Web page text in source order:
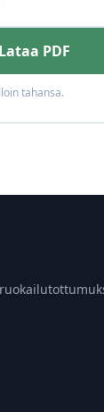
Lataa PDF
tahansa.